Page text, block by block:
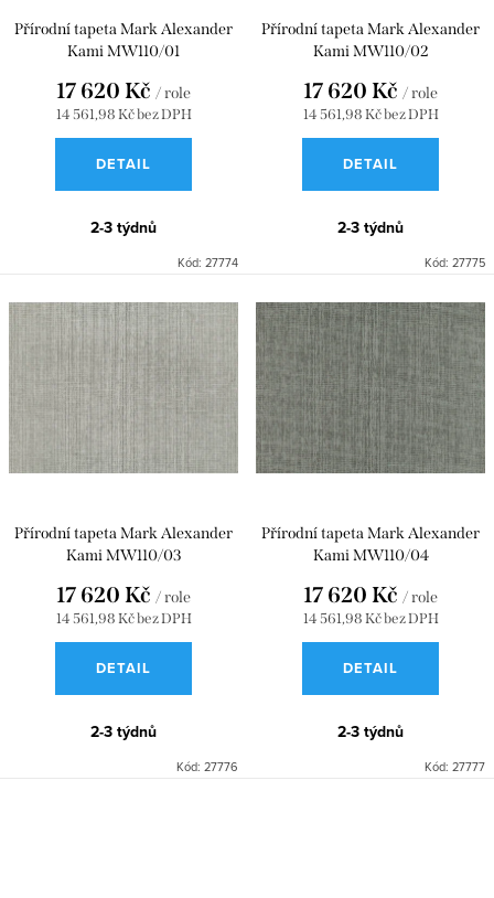
u
d
Přírodní tapeta Mark Alexander
Kami MW110/01
14 561,98 Kč bez DPH
17 620 Kč / role
DETAIL
2-3 týdnů
Kód: 27774
Přírodní tapeta Mark Alexander
Kami MW110/02
14 561,98 Kč bez DPH
17 620 Kč / role
DETAIL
2-3 týdnů
Kód: 27775
Přírodní tapeta Mark Alexander
Kami MW110/03
14 561,98 Kč bez DPH
17 620 Kč / role
DETAIL
2-3 týdnů
Kód: 27776
Přírodní tapeta Mark Alexander
Kami MW110/04
14 561,98 Kč bez DPH
17 620 Kč / role
DETAIL
2-3 týdnů
Kód: 27777